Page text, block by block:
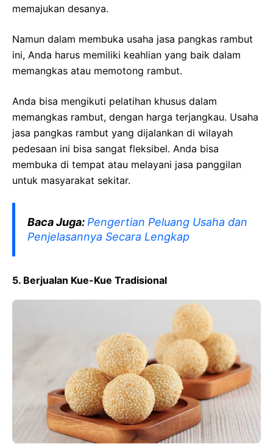
memajukan desanya.
Namun dalam membuka usaha jasa pangkas rambut
ini, Anda harus memiliki keahlian yang baik dalam
memangkas atau memotong rambut.
Anda bisa mengikuti pelatihan khusus dalam
memangkas rambut, dengan harga terjangkau. Usaha
jasa pangkas rambut yang dijalankan di wilayah
pedesaan ini bisa sangat fleksibel. Anda bisa
membuka di tempat atau melayani jasa panggilan
untuk masyarakat sekitar.
Baca Juga: Pengertian Peluang Usaha dan
Penjelasannya Secara Lengkap
5. Berjualan Kue-Kue Tradisional